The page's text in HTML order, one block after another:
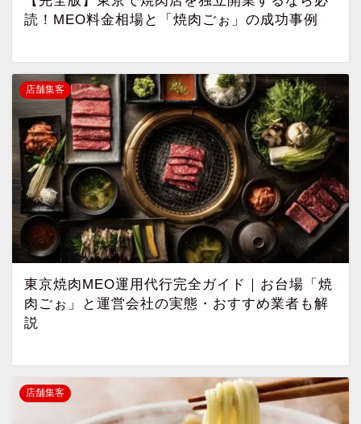
読！MEO料金相場と「焼肉ごぉ」の成功事例
店舗集客
東京焼肉MEO運用代行完全ガイド｜お台場「焼
肉ごぉ」と運営会社の実態・おすすめ業者も解
説
店舗集客